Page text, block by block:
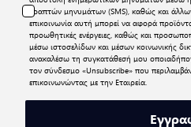
γραπτών μηνυμάτων (SMS), καθώς και
επικοινωνία αυτή μπορεί να αφορά
προωθητικές ενέργειες, καθώς και
μέσω ιστοσελίδων και μέσων κοινωνικής
ανακαλέσω τη συγκατάθεσή μου
τον σύνδεσμο «Unsubscribe» που
επικοινωνώντας με την Εταιρεία.